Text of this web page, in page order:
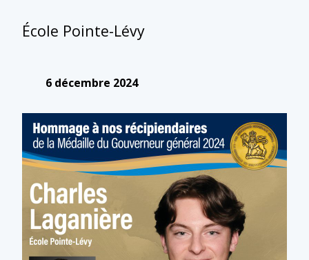
École Pointe-Lévy
6 décembre 2024